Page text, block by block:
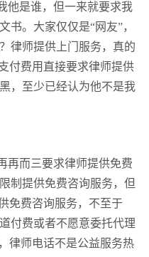
他是谁，但一来就要求我
书。大家仅仅是“网友”，
律师提供上门服务，真的
付费用直接要求律师提供
，至少已经认为他不是我
再而三要求律师提供免费
制提供免费咨询服务，但
免费咨询服务，不至于
付费或者不愿意委托代理
律师电话不是公益服务热